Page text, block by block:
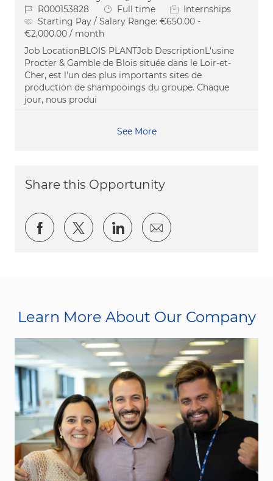
Job IdR000153828 Job Type
Full time
Internships
Starting Pay / Salary Range: €650.00 -
€2,000.00 / month
Job LocationBLOIS PLANTJob DescriptionL'usine
Procter & Gamble de Blois située dans le Loir-et-
Cher, est l'un des plus importants sites de
production de shampooings du groupe. Chaque
jour, nous produi
See More
Share this Opportunity
Share via Facebook
Share via twitter
Share via LinkedIn
Share via email
Learn More About Our Company